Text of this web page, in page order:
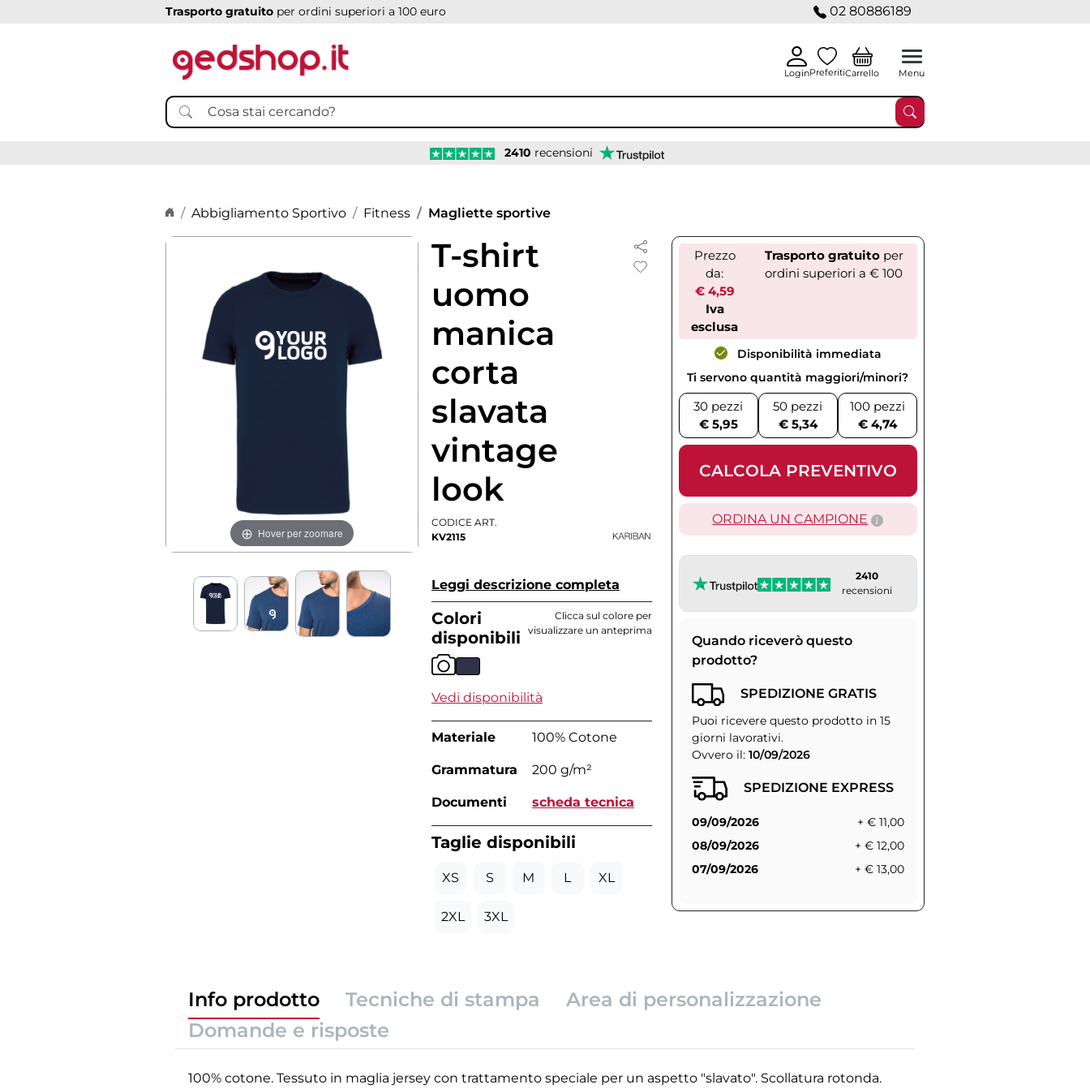
Trasporto gratuito per ordini superiori a 100 euro 02 80886189
LoginPreferitiCarrello Menu
2410 recensioni
Home page
Abbigliamento Sportivo Fitness Magliette sportive
Hover per zoomare
T-shirt
uomo
manica
corta
slavata
vintage
look
CODICE ART.
KV2115
Leggi descrizione completa
Colori
disponibili
Clicca sul colore per
visualizzare un anteprima
Vedi disponibilità
Materiale 100% Cotone
Grammatura 200 g/m²
Documenti scheda tecnica
Taglie disponibili
XS S M L XL
2XL 3XL
Prezzo
da:
€ 4,59
Iva
esclusa
Trasporto gratuitoper
ordini superiori a € 100
Disponibilità immediata
Ti servono quantità maggiori/minori?
30 pezzi
€ 5,95
50 pezzi
€ 5,34
100 pezzi
€ 4,74
CALCOLA PREVENTIVO
ORDINA UN CAMPIONE
2410
recensioni
Quando riceverò questo
prodotto?
SPEDIZIONE GRATIS
Puoi ricevere questo prodotto in 15
giorni lavorativi.
Ovvero il: 10/09/2026
SPEDIZIONE EXPRESS
09/09/2026
+ € 11,00
08/09/2026
+ € 12,00
07/09/2026
+ € 13,00
Info prodotto Tecniche di stampa
Area di personalizzazione
Domande e risposte
100% cotone. Tessuto in maglia jersey con trattamento speciale per un aspetto "slavato". Scollatura rotonda.